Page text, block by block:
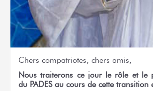
Chers compatriotes, chers amis,
Nous traiterons ce jour le rôle et le
du PADES au cours de cette transition